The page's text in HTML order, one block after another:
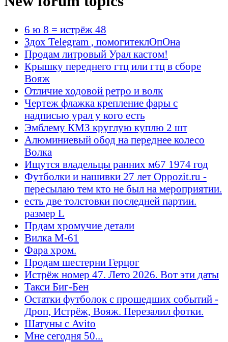
6 ю 8 = истрёж 48
Здох Telegram , помогитеклОпОна
Продам литровый Урал кастом!
Крышку переднего гтц или гтц в сборе
Вояж
Отличие ходовой ретро и волк
Чертеж флажка крепление фары с
надписью урал у кого есть
Эмблему КМЗ круглую куплю 2 шт
Алюминиевый обод на переднее колесо
Волка
Ищутся владельцы ранних м67 1974 год
Футболки и нашивки 27 лет Oppozit.ru -
пересылаю тем кто не был на мероприятии.
есть две толстовки последней партии.
размер L
Прдам хромучие детали
Вилка М-61
Фара хром.
Продам шестерни Герцог
Истрёж номер 47. Лето 2026. Вот эти даты
Такси Биг-Бен
Остатки футболок с прошедших событий -
Дроп, Истрёж, Вояж. Перезалил фотки.
Шатуны с Avito
Мне сегодня 50...